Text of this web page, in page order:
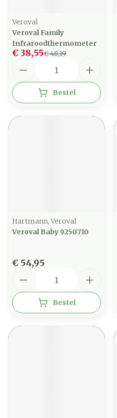
Veroval
Veroval Family
Infraroodthermometer
€ 48,19
€ 38,55
Bestel
Hartmann, Veroval
Veroval Baby 9250710
€ 54,95
Bestel